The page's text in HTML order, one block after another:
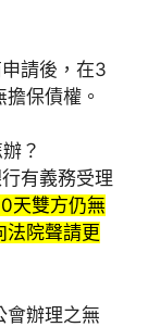
請後，在3
保債權。
？
有義務受理
天雙方仍無
法院聲請更
會辦理之無